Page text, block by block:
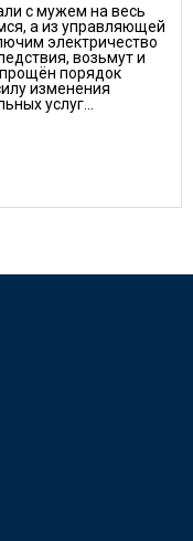
с мужем на весь
а из управляющей
электричество
возьмут и
порядок
изменения
услуг...